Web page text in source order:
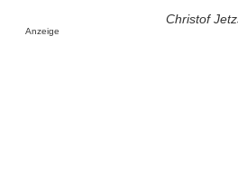
Christof
Anzeige